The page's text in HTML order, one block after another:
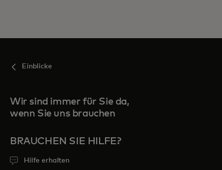
Einblicke
Wir sind immer für Sie da,
wenn Sie uns brauchen
BRAUCHEN SIE HILFE?
Hilfe erhalten